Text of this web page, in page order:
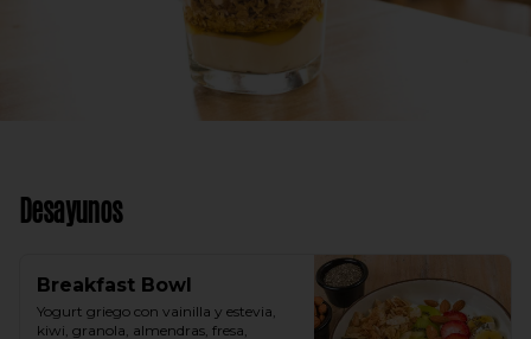
Desayunos
Breakfast Bowl
Yogurt griego con vainilla y estevia,
kiwi, granola, almendras, fresa,